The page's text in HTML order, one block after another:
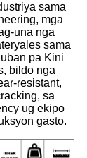
sama
mga
una nga
sama
pa Kini
bildo nga
resistant,
sa
ug ekipo
gasto.